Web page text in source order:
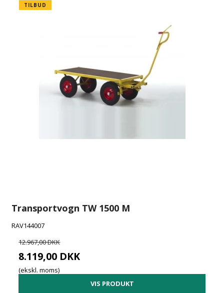
TILBUD
Transportvogn TW 1500 M
RAV144007
12.967,00 DKK
8.119,00 DKK
(ekskl. moms)
VIS PRODUKT